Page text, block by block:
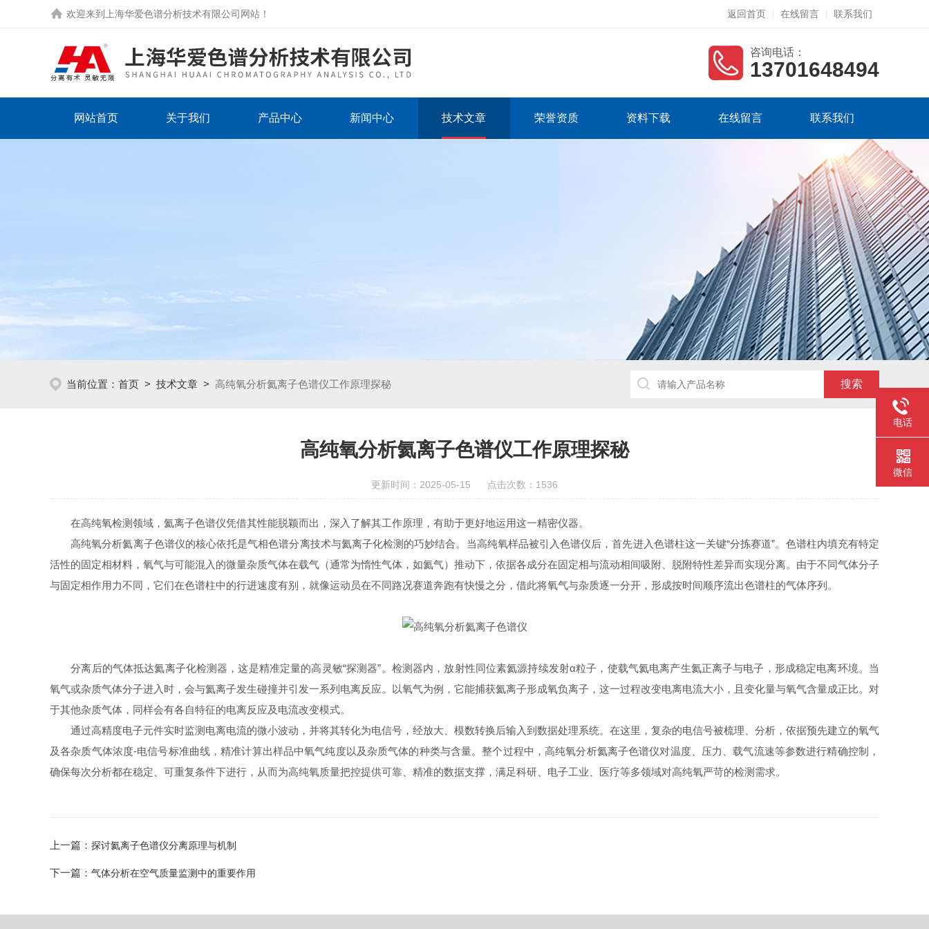
欢迎来到 上海华爱色谱分析技术有限公司网站 ！ 返回首页 在线留言 联系我们
咨询电话：
13701648494
网站首页 关于我们 产品中心 新闻中心 技术文章 荣誉资质 资料下载 在线留言 联系我们
当前位置： 首页 > 技术文章 > 高纯氧分析氦离子色谱仪工作原理探秘
高纯氧分析氦离子色谱仪工作原理探秘
更新时间：2025-05-15 点击次数：1536
在高纯氧检测领域，氦离子色谱仪凭借其性能脱颖而出，深入了解其工作原理，有助于更好地运用这一精密仪器。
高纯氧分析氦离子色谱仪的核心依托是气相色谱分离技术与氦离子化检测的巧妙结合。当高纯氧样品被引入色谱仪后，首先进入色谱柱这一关键“分拣赛道”。色谱柱内填充有特定
活性的固定相材料，氧气与可能混入的微量杂质气体在载气（通常为惰性气体，如氦气）推动下，依据各成分在固定相与流动相间吸附、脱附特性差异而实现分离。由于不同气体分子
与固定相作用力不同，它们在色谱柱中的行进速度有别，就像运动员在不同路况赛道奔跑有快慢之分，借此将氧气与杂质逐一分开，形成按时间顺序流出色谱柱的气体序列。
分离后的气体抵达氦离子化检测器，这是精准定量的高灵敏“探测器”。检测器内，放射性同位素氦源持续发射α粒子，使载气氦电离产生氦正离子与电子，形成稳定电离环境。当
氧气或杂质气体分子进入时，会与氦离子发生碰撞并引发一系列电离反应。以氧气为例，它能捕获氦离子形成氧负离子，这一过程改变电离电流大小，且变化量与氧气含量成正比。对
于其他杂质气体，同样会有各自特征的电离反应及电流改变模式。
通过高精度电子元件实时监测电离电流的微小波动，并将其转化为电信号，经放大、模数转换后输入到数据处理系统。在这里，复杂的电信号被梳理、分析，依据预先建立的氧气
及各杂质气体浓度-电信号标准曲线，精准计算出样品中氧气纯度以及杂质气体的种类与含量。整个过程中，高纯氧分析氦离子色谱仪对温度、压力、载气流速等参数进行精确控制，
确保每次分析都在稳定、可重复条件下进行，从而为高纯氧质量把控提供可靠、精准的数据支撑，满足科研、电子工业、医疗等多领域对高纯氧严苛的检测需求。
上一篇： 探讨氦离子色谱仪分离原理与机制
下一篇： 气体分析在空气质量监测中的重要作用
电话
微信